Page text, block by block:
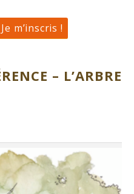
Je m’inscris !
– L’ARBRE